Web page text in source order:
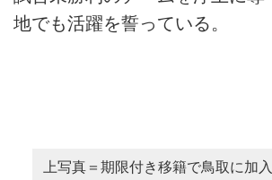
地でも活躍を誓っている。
上写真＝期限付き移籍で鳥取に加